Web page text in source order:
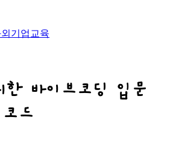
기업교육
한 바이브코딩 입문
드